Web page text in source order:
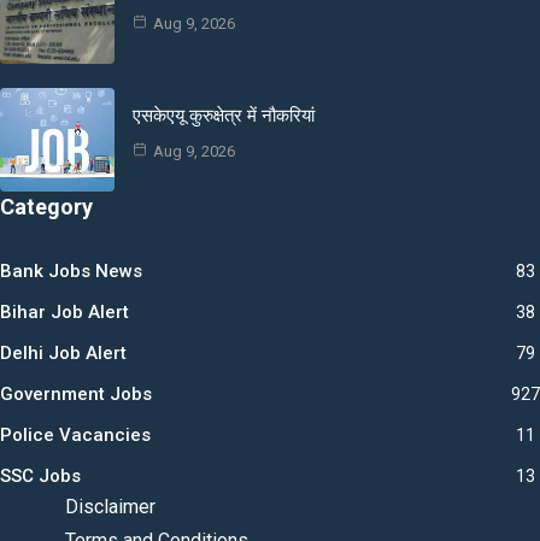
Aug 9, 2026
एसकेएयू कुरुक्षेत्र में नौकरियां
Aug 9, 2026
Category
Bank Jobs News 83
Bihar Job Alert 38
Delhi Job Alert 79
Government Jobs 927
Police Vacancies 11
SSC Jobs 13
Disclaimer